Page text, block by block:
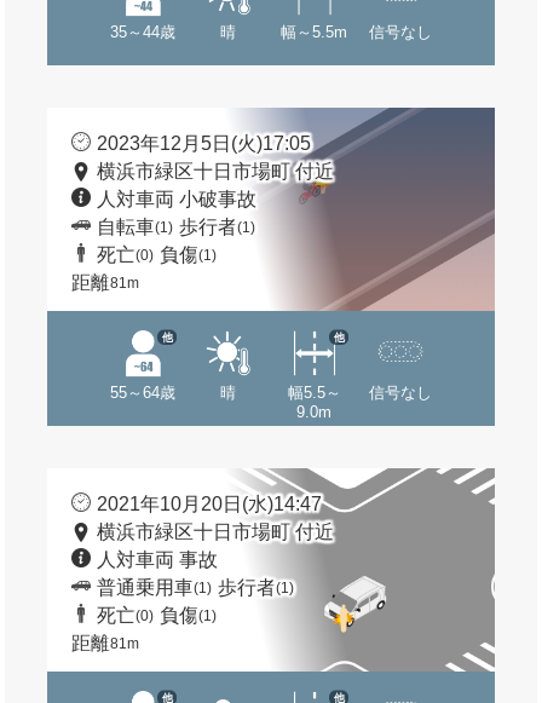
35～44歳 晴 幅～5.5m 信号なし
2023年12月5日(火)17:05
横浜市緑区十日市場町 付近
人対車両 小破事故
自転車(1) 歩行者(1)
死亡(0) 負傷(1)
距離81m
55～64歳
他
晴
幅5.5～
9.0m
他
信号なし
2021年10月20日(水)14:47
横浜市緑区十日市場町 付近
人対車両 事故
普通乗用車(1) 歩行者(1)
死亡(0) 負傷(1)
距離81m
他 他